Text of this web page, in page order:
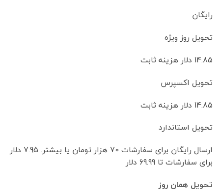
رایگان
تحویل روز ویژه
14.85 دلار هزینه ثابت
تحویل اکسپرس
14.85 دلار هزینه ثابت
تحویل استاندارد
ارسال رایگان برای سفارشات 70 هزار تومان یا بیشتر. 7.95 دلار
برای سفارشات تا 69.99 دلار
تحویل همان روز